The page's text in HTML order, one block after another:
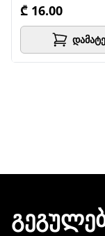
₾ 16.00